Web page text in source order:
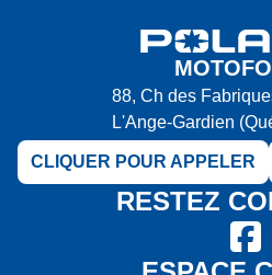
88, Ch des
L'Ange-Gardien
CLIQUER POUR APPELER
RESTEZ